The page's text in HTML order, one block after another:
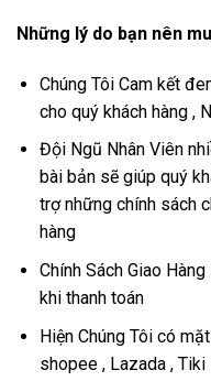
Những lý do bạn nên
Chúng Tôi Cam kết
cho quý khách hàng ,
Đội Ngũ Nhân Viên
bài bản sẽ giúp quý
trợ những chính sách
hàng
Chính Sách Giao
khi thanh toán
Hiện Chúng Tôi có
shopee , Lazada , Tiki